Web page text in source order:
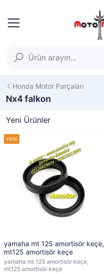
Honda Motor Parçaları
Nx4 falkon
Yeni Ürünler
yamaha mt 125 amortisör keçe,
mt125 amortisör keçe
yamaha mt 125 amortisör keçe,
mt125 amortisör keçe